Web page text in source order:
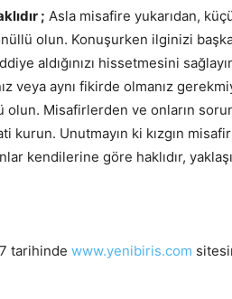
; Asla misafire yukarıdan,
olun. Konuşurken ilginizi
aldığınızı hissetmesini
veya aynı fikirde olmanız
Misafirlerden ve onların
kurun. Unutmayın ki kızgın
kendilerine göre haklıdır,
tarihinde www.yenibiris.com